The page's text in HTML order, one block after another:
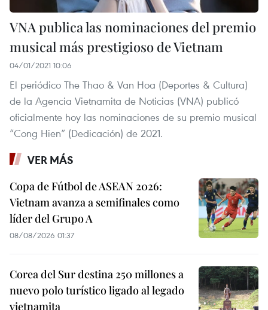
VNA publica las nominaciones del premio
musical más prestigioso de Vietnam
04/01/2021 10:06
El periódico The Thao & Van Hoa (Deportes & Cultura)
de la Agencia Vietnamita de Noticias (VNA) publicó
oficialmente hoy las nominaciones de su premio musical
“Cong Hien” (Dedicación) de 2021.
VER MÁS
Copa de Fútbol de ASEAN 2026:
Vietnam avanza a semifinales como
líder del Grupo A
08/08/2026 01:37
Corea del Sur destina 250 millones a
nuevo polo turístico ligado al legado
vietnamita